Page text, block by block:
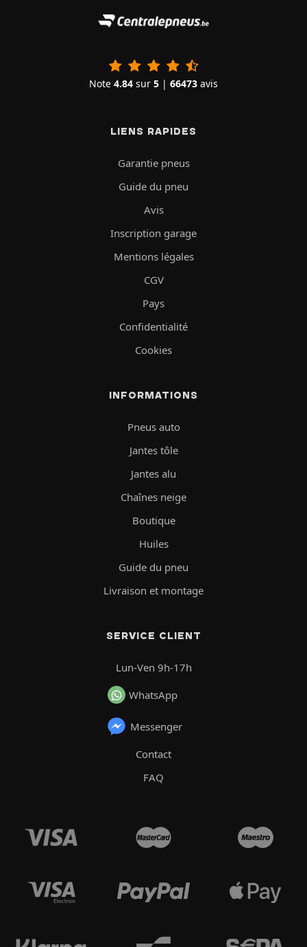
Note 4.84 sur 5 | 66473 avis
LIENS RAPIDES
Garantie pneus
Guide du pneu
Avis
Inscription garage
Mentions légales
CGV
Pays
Confidentialité
Cookies
INFORMATIONS
Pneus auto
Jantes tôle
Jantes alu
Chaînes neige
Boutique
Huiles
Guide du pneu
Livraison et montage
SERVICE CLIENT
Lun-Ven 9h-17h
WhatsApp
Messenger
Contact
FAQ